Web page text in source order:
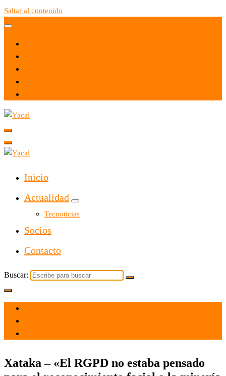
Saltar al contenido
Yacal micro hosting
Inicio
Actualidad
Tecnoticias
Socios
Contacto
Buscar:
Xataka – «El RGPD no estaba pensado